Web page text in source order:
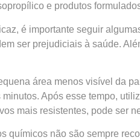
e produtos
é importante seguir
ser prejudiciais à saúde.
área menos visível da
Após esse tempo,
mais resistentes, pode ser
químicos não são sempre